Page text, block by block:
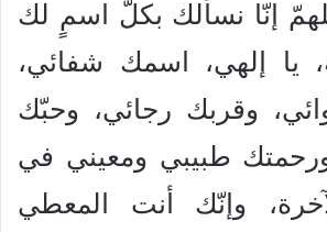
إنّا نسألك بكلّ اسمٍ لك
يا إلهي، اسمك شفائي،
وقربك رجائي، وحبّك
طبيبي ومعيني في
وإنّك أنت المعطي